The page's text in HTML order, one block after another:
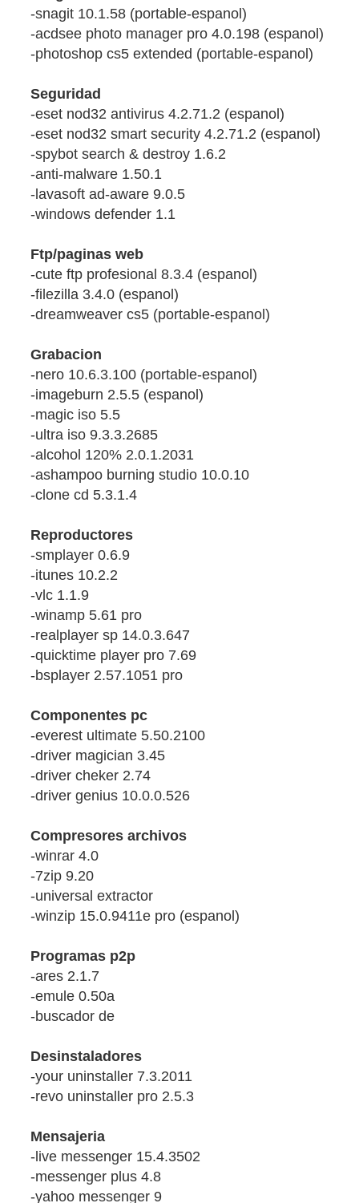
-snagit 10.1.58 (portable-espanol)
-acdsee photo manager pro 4.0.198 (espanol)
-photoshop cs5 extended (portable-espanol)
Seguridad
-eset nod32 antivirus 4.2.71.2 (espanol)
-eset nod32 smart security 4.2.71.2 (espanol)
-spybot search & destroy 1.6.2
-anti-malware 1.50.1
-lavasoft ad-aware 9.0.5
-windows defender 1.1
Ftp/paginas web
-cute ftp profesional 8.3.4 (espanol)
-filezilla 3.4.0 (espanol)
-dreamweaver cs5 (portable-espanol)
Grabacion
-nero 10.6.3.100 (portable-espanol)
-imageburn 2.5.5 (espanol)
-magic iso 5.5
-ultra iso 9.3.3.2685
-alcohol 120% 2.0.1.2031
-ashampoo burning studio 10.0.10
-clone cd 5.3.1.4
Reproductores
-smplayer 0.6.9
-itunes 10.2.2
-vlc 1.1.9
-winamp 5.61 pro
-realplayer sp 14.0.3.647
-quicktime player pro 7.69
-bsplayer 2.57.1051 pro
Componentes pc
-everest ultimate 5.50.2100
-driver magician 3.45
-driver cheker 2.74
-driver genius 10.0.0.526
Compresores archivos
-winrar 4.0
-7zip 9.20
-universal extractor
-winzip 15.0.9411e pro (espanol)
Programas p2p
-ares 2.1.7
-emule 0.50a
-buscador de
Desinstaladores
-your uninstaller 7.3.2011
-revo uninstaller pro 2.5.3
Mensajeria
-live messenger 15.4.3502
-messenger plus 4.8
-yahoo messenger 9